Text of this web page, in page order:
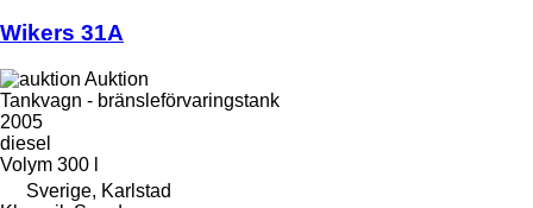
Wikers 31A
Auktion
Tankvagn - bränsleförvaringstank
2005
diesel
Volym 300 l
Sverige, Karlstad